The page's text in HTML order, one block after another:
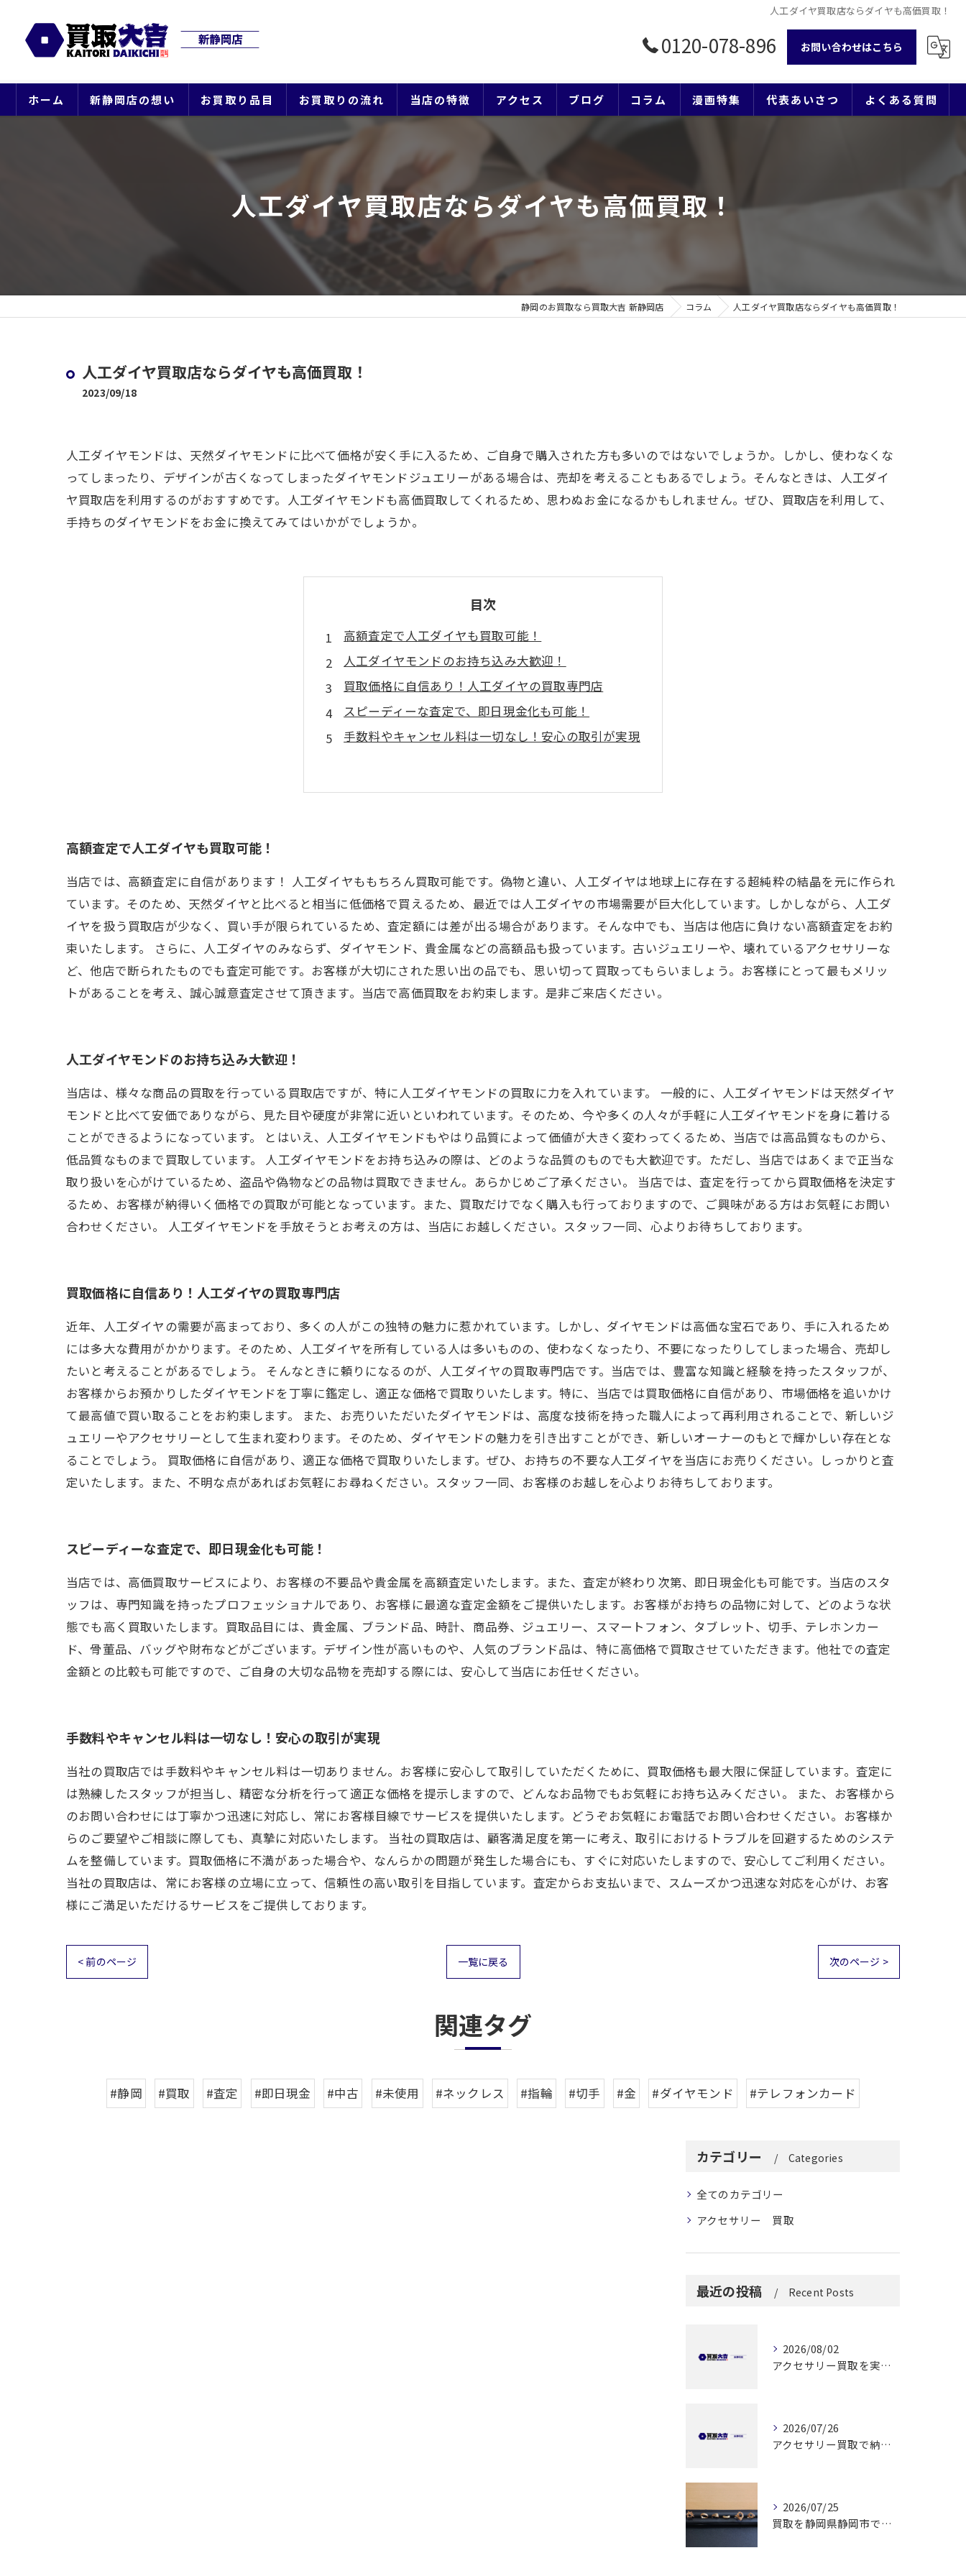
人工ダイヤ買取店ならダイヤも高価買取！
0120-078-896 お問い合わせはこちら
ホーム 新静岡店の想い お買取り品目 お買取りの流れ 当店の特徴
ブランド
ジュエリー
時計
アクセス ブログ コラム 漫画特集 代表あいさつ よくある質問
人工ダイヤ買取店ならダイヤも高価買取！
静岡のお買取なら買取大吉 新静岡店 コラム 人工ダイヤ買取店ならダイヤも高価買取！
人工ダイヤ買取店ならダイヤも高価買取！
2023/09/18
人工ダイヤモンドは、天然ダイヤモンドに比べて価格が安く手に入るため、ご自身で購入された方も多いのではないでしょうか。しかし、使わなくな
ってしまったり、デザインが古くなってしまったダイヤモンドジュエリーがある場合は、売却を考えることもあるでしょう。そんなときは、人工ダイ
ヤ買取店を利用するのがおすすめです。人工ダイヤモンドも高価買取してくれるため、思わぬお金になるかもしれません。ぜひ、買取店を利用して、
手持ちのダイヤモンドをお金に換えてみてはいかがでしょうか。
目次
高額査定で人工ダイヤも買取可能！
人工ダイヤモンドのお持ち込み大歓迎！
買取価格に自信あり！人工ダイヤの買取専門店
スピーディーな査定で、即日現金化も可能！
手数料やキャンセル料は一切なし！安心の取引が実現
高額査定で人工ダイヤも買取可能！
当店では、高額査定に自信があります！ 人工ダイヤももちろん買取可能です。偽物と違い、人工ダイヤは地球上に存在する超純粋の結晶を元に作られ
ています。そのため、天然ダイヤと比べると相当に低価格で買えるため、最近では人工ダイヤの市場需要が巨大化しています。しかしながら、人工ダ
イヤを扱う買取店が少なく、買い手が限られているため、査定額には差が出る場合があります。そんな中でも、当店は他店に負けない高額査定をお約
束いたします。 さらに、人工ダイヤのみならず、ダイヤモンド、貴金属などの高額品も扱っています。古いジュエリーや、壊れているアクセサリーな
ど、他店で断られたものでも査定可能です。お客様が大切にされた思い出の品でも、思い切って買取ってもらいましょう。お客様にとって最もメリッ
トがあることを考え、誠心誠意査定させて頂きます。当店で高価買取をお約束します。是非ご来店ください。
人工ダイヤモンドのお持ち込み大歓迎！
当店は、様々な商品の買取を行っている買取店ですが、特に人工ダイヤモンドの買取に力を入れています。 一般的に、人工ダイヤモンドは天然ダイヤ
モンドと比べて安価でありながら、見た目や硬度が非常に近いといわれています。そのため、今や多くの人々が手軽に人工ダイヤモンドを身に着ける
ことができるようになっています。 とはいえ、人工ダイヤモンドもやはり品質によって価値が大きく変わってくるため、当店では高品質なものから、
低品質なものまで買取しています。 人工ダイヤモンドをお持ち込みの際は、どのような品質のものでも大歓迎です。ただし、当店ではあくまで正当な
取り扱いを心がけているため、盗品や偽物などの品物は買取できません。あらかじめご了承ください。 当店では、査定を行ってから買取価格を決定す
るため、お客様が納得いく価格での買取が可能となっています。また、買取だけでなく購入も行っておりますので、ご興味がある方はお気軽にお問い
合わせください。 人工ダイヤモンドを手放そうとお考えの方は、当店にお越しください。スタッフ一同、心よりお待ちしております。
買取価格に自信あり！人工ダイヤの買取専門店
近年、人工ダイヤの需要が高まっており、多くの人がこの独特の魅力に惹かれています。しかし、ダイヤモンドは高価な宝石であり、手に入れるため
には多大な費用がかかります。そのため、人工ダイヤを所有している人は多いものの、使わなくなったり、不要になったりしてしまった場合、売却し
たいと考えることがあるでしょう。 そんなときに頼りになるのが、人工ダイヤの買取専門店です。当店では、豊富な知識と経験を持ったスタッフが、
お客様からお預かりしたダイヤモンドを丁寧に鑑定し、適正な価格で買取りいたします。特に、当店では買取価格に自信があり、市場価格を追いかけ
て最高値で買い取ることをお約束します。 また、お売りいただいたダイヤモンドは、高度な技術を持った職人によって再利用されることで、新しいジ
ュエリーやアクセサリーとして生まれ変わります。そのため、ダイヤモンドの魅力を引き出すことができ、新しいオーナーのもとで輝かしい存在とな
ることでしょう。 買取価格に自信があり、適正な価格で買取りいたします。ぜひ、お持ちの不要な人工ダイヤを当店にお売りください。しっかりと査
定いたします。また、不明な点があればお気軽にお尋ねください。スタッフ一同、お客様のお越しを心よりお待ちしております。
スピーディーな査定で、即日現金化も可能！
当店では、高価買取サービスにより、お客様の不要品や貴金属を高額査定いたします。また、査定が終わり次第、即日現金化も可能です。当店のスタ
ッフは、専門知識を持ったプロフェッショナルであり、お客様に最適な査定金額をご提供いたします。お客様がお持ちの品物に対して、どのような状
態でも高く買取いたします。買取品目には、貴金属、ブランド品、時計、商品券、ジュエリー、スマートフォン、タブレット、切手、テレホンカー
ド、骨董品、バッグや財布などがございます。デザイン性が高いものや、人気のブランド品は、特に高価格で買取させていただきます。他社での査定
金額との比較も可能ですので、ご自身の大切な品物を売却する際には、安心して当店にお任せください。
手数料やキャンセル料は一切なし！安心の取引が実現
当社の買取店では手数料やキャンセル料は一切ありません。お客様に安心して取引していただくために、買取価格も最大限に保証しています。査定に
は熟練したスタッフが担当し、精密な分析を行って適正な価格を提示しますので、どんなお品物でもお気軽にお持ち込みください。 また、お客様から
のお問い合わせには丁寧かつ迅速に対応し、常にお客様目線でサービスを提供いたします。どうぞお気軽にお電話でお問い合わせください。お客様か
らのご要望やご相談に際しても、真摯に対応いたします。 当社の買取店は、顧客満足度を第一に考え、取引におけるトラブルを回避するためのシステ
ムを整備しています。買取価格に不満があった場合や、なんらかの問題が発生した場合にも、すぐに対応いたしますので、安心してご利用ください。
当社の買取店は、常にお客様の立場に立って、信頼性の高い取引を目指しています。査定からお支払いまで、スムーズかつ迅速な対応を心がけ、お客
様にご満足いただけるサービスをご提供しております。
< 前のページ 一覧に戻る 次のページ >
関連タグ
#静岡 #買取 #査定 #即日現金 #中古 #未使用 #ネックレス #指輪 #切手 #金 #ダイヤモンド #テレフォンカード
カテゴリー Categories
全てのカテゴリー
アクセサリー 買取
最近の投稿 Recent Posts
2026/08/02
アクセサリー買取を実施する前に知っておきたい高価売却と安全な手続きのポイント
2026/07/26
アクセサリー買取で納得できる解答を静岡県静岡市で見つけるためのポイント
2026/07/25
買取を静岡県静岡市でリング高価買取と査定無料で納得できる方法ガイド